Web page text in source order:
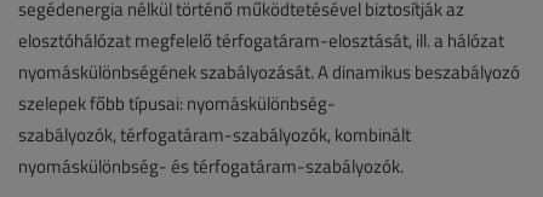
segédenergia nélkül történő működtetésével biztosítják az
elosztóhálózat megfelelő térfogatáram-elosztását, ill. a hálózat
nyomáskülönbségének szabályozását. A dinamikus beszabályozó
szelepek főbb típusai: nyomáskülönbség-
szabályozók, térfogatáram-szabályozók, kombinált
nyomáskülönbség- és térfogatáram-szabályozók.